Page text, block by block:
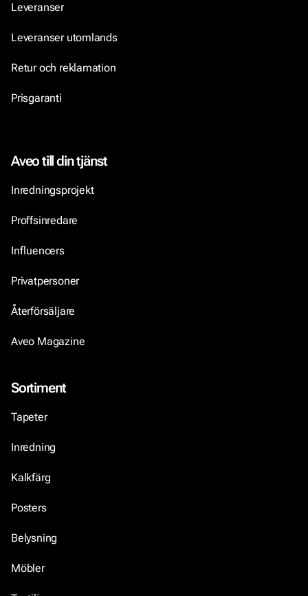
Leveranser
Leveranser utomlands
Retur och reklamation
Prisgaranti
Aveo till din tjänst
Inredningsprojekt
Proffsinredare
Influencers
Privatpersoner
Återförsäljare
Aveo Magazine
Sortiment
Tapeter
Inredning
Kalkfärg
Posters
Belysning
Möbler